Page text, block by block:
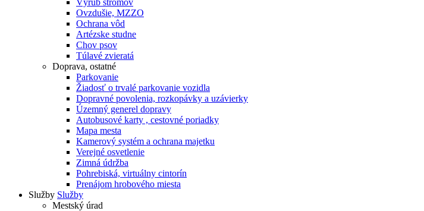
Výrub stromov
Ovzdušie, MZZO
Ochrana vôd
Artézske studne
Chov psov
Túlavé zvieratá
Doprava, ostatné
Parkovanie
Žiadosť o trvalé parkovanie vozidla
Dopravné povolenia, rozkopávky a uzávierky
Územný generel dopravy
Autobusové karty , cestovné poriadky
Mapa mesta
Kamerový systém a ochrana majetku
Verejné osvetlenie
Zimná údržba
Pohrebiská, virtuálny cintorín
Prenájom hrobového miesta
Služby Služby
Mestský úrad